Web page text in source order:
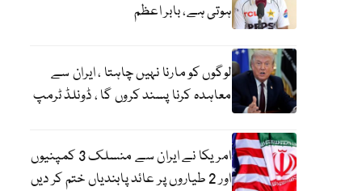
ہوتی ہے، بابر اعظم
لوگوں کو مارنا نہیں چاہتا ، ایران سے
معاہدہ کرنا پسند کروں گا ، ڈونلڈ ٹرمپ
امریکا نے ایران سے منسلک 3 کمپنیوں
اور 2 طیاروں پر عائد پابندیاں ختم کر دیں